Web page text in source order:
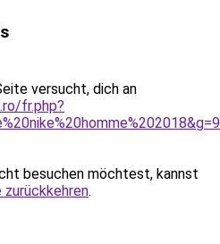
versucht, dich an
fr.php?
besuchen möchtest, kannst
zurückkehren.